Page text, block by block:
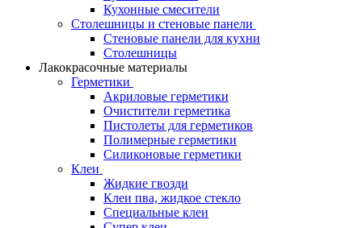
Кухонные смесители
Столешницы и стеновые панели
Стеновые панели для кухни
Столешницы
Лакокрасочные материалы
Герметики
Акриловые герметики
Очистители герметика
Пистолеты для герметиков
Полимерные герметики
Силиконовые герметики
Клеи
Жидкие гвозди
Клеи пва, жидкое стекло
Специальные клеи